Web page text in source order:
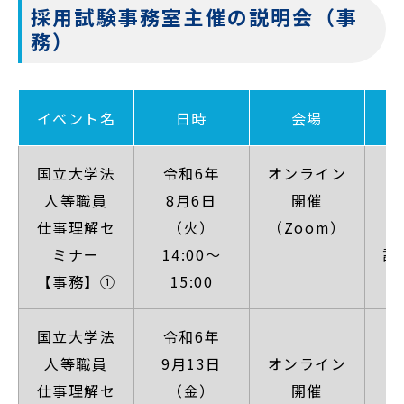
採用試験事務室主催の説明会（事
務）
イベント名 日時 会場
国立大学法
人等職員
仕事理解セ
ミナー
【事務】①
令和6年
8月6日
（火）
14:00～
15:00
オンライン
開催
（Zoom）
詳
国立大学法
人等職員
仕事理解セ
令和6年
9月13日
（金）
オンライン
開催